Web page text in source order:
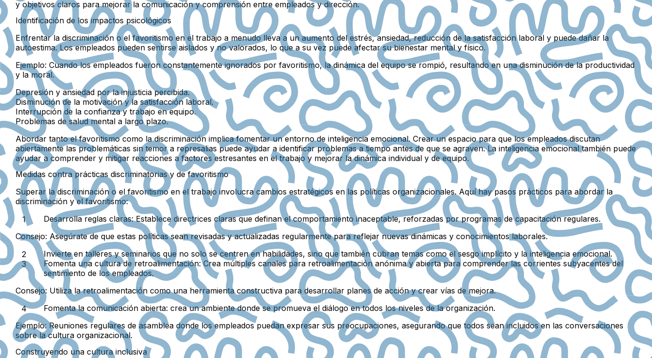
y objetivos claros para mejorar la comunicación y comprensión entre empleados y dirección.
Identificación de los impactos psicológicos
Enfrentar la discriminación o el favoritismo en el trabajo a menudo lleva a un aumento del estrés, ansiedad, reducción de la satisfacción laboral y puede dañar la
autoestima. Los empleados pueden sentirse aislados y no valorados, lo que a su vez puede afectar su bienestar mental y físico.
Ejemplo: Cuando los empleados fueron constantemente ignorados por favoritismo, la dinámica del equipo se rompió, resultando en una disminución de la productividad
y la moral.
Depresión y ansiedad por la injusticia percibida.
Disminución de la motivación y la satisfacción laboral.
Interrupción de la confianza y trabajo en equipo.
Problemas de salud mental a largo plazo.
Abordar tanto el favoritismo como la discriminación implica fomentar un entorno de inteligencia emocional. Crear un espacio para que los empleados discutan
abiertamente las problemáticas sin temor a represalias puede ayudar a identificar problemas a tiempo antes de que se agraven. La inteligencia emocional también puede
ayudar a comprender y mitigar reacciones a factores estresantes en el trabajo y mejorar la dinámica individual y de equipo.
Medidas contra prácticas discriminatorias y de favoritismo
Superar la discriminación o el favoritismo en el trabajo involucra cambios estratégicos en las políticas organizacionales. Aquí hay pasos prácticos para abordar la
discriminación y el favoritismo:
Desarrolla reglas claras: Establece directrices claras que definan el comportamiento inaceptable, reforzadas por programas de capacitación regulares.
Consejo: Asegúrate de que estas políticas sean revisadas y actualizadas regularmente para reflejar nuevas dinámicas y conocimientos laborales.
Invierte en talleres y seminarios que no solo se centren en habilidades, sino que también cubran temas como el sesgo implícito y la inteligencia emocional.
Fomenta una cultura de retroalimentación: Crea múltiples canales para retroalimentación anónima y abierta para comprender las corrientes subyacentes del
sentimiento de los empleados.
Consejo: Utiliza la retroalimentación como una herramienta constructiva para desarrollar planes de acción y crear vías de mejora.
Fomenta la comunicación abierta: crea un ambiente donde se promueva el diálogo en todos los niveles de la organización.
Ejemplo: Reuniones regulares de asamblea donde los empleados puedan expresar sus preocupaciones, asegurando que todos sean incluidos en las conversaciones
sobre la cultura organizacional.
Construyendo una cultura inclusiva